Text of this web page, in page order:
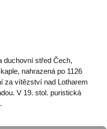
duchovní střed Čech,
nahrazená po 1126
za vítězství nad Lotharem
V 19. stol. puristická